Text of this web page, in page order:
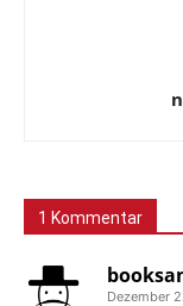
1 Kommentar
Dezember